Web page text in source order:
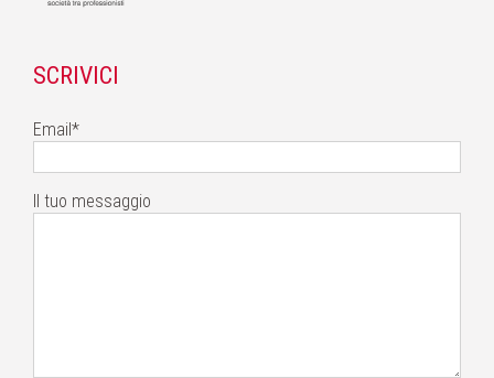
SCRIVICI
Email*
Il tuo messaggio